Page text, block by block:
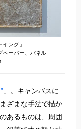
ング」
ペーパー、パネル
」。キャンバスに
ざまな手法で描か
あるものは、周囲